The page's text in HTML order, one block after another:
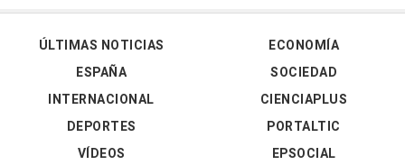
ÚLTIMAS NOTICIAS
ESPAÑA
INTERNACIONAL
DEPORTES
VÍDEOS
ECONOMÍA
SOCIEDAD
CIENCIAPLUS
PORTALTIC
EPSOCIAL